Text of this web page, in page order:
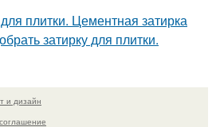
плитки. Цементная затирка
затирку для плитки.
и дизайн